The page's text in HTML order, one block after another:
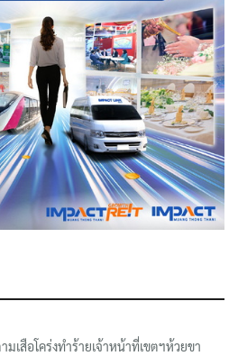
เสือโคร่งทำร้ายเจ้าหน้าที่เขตฯห้วยขา